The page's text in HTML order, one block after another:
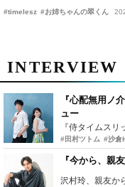
恋の幕開けを予感
#timelesz #お姉ちゃんの翠くん
INTERVIEW
『心配無用ノ
ュー
#田村ツトム #沙倉
『今から、親
沢村玲、親友か